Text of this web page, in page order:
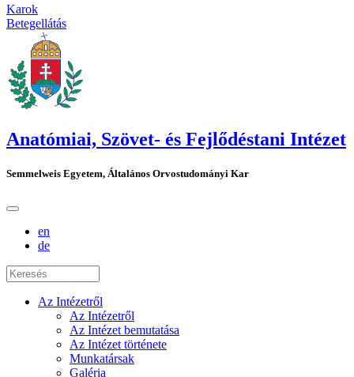
Karok
Betegellátás
Anatómiai, Szövet- és Fejlődéstani Intézet
Semmelweis Egyetem, Általános Orvostudományi Kar
en
de
Az Intézetről
Az Intézetről
Az Intézet bemutatása
Az Intézet története
Munkatársak
Galéria